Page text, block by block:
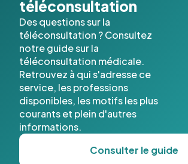
téléconsultation
Des questions sur la
téléconsultation ? Consultez
notre guide sur la
téléconsultation médicale.
Retrouvez à qui s'adresse ce
service, les professions
disponibles, les motifs les plus
courants et plein d'autres
informations.
Consulter le guide